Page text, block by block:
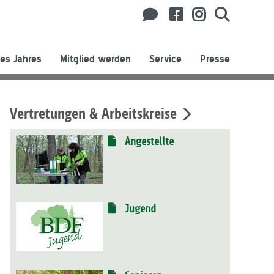
Jahres Mitglied werden Service Presse
Vertretungen & Arbeitskreise
Angestellte
Jugend